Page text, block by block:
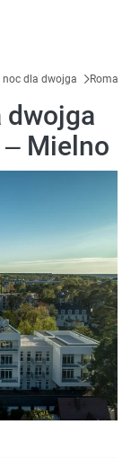
noc dla dwojga
dwojga
Mielno